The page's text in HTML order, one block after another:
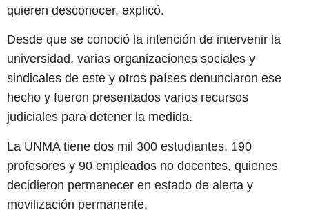
quieren desconocer, explicó.
Desde que se conoció la intención de intervenir la
universidad, varias organizaciones sociales y
sindicales de este y otros países denunciaron ese
hecho y fueron presentados varios recursos
judiciales para detener la medida.
La UNMA tiene dos mil 300 estudiantes, 190
profesores y 90 empleados no docentes, quienes
decidieron permanecer en estado de alerta y
movilización permanente.